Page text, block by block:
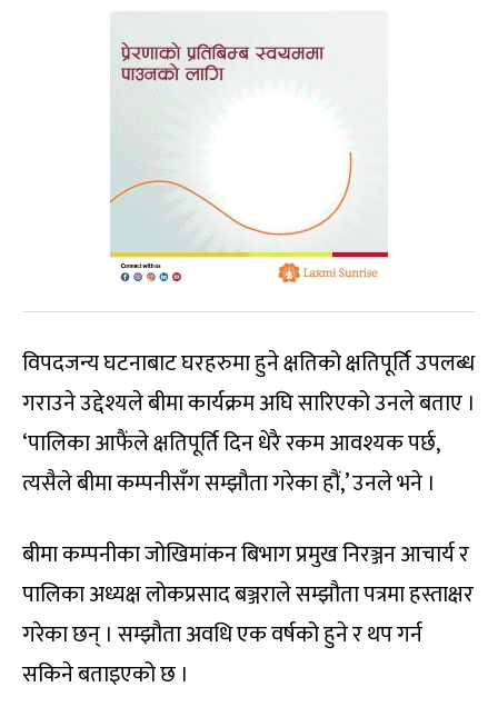
विपदजन्य घटनाबाट घरहरुमा हुने क्षतिको क्षतिपूर्ति उपलब्ध
गराउने उद्देश्यले बीमा कार्यक्रम अघि सारिएको उनले बताए ।
‘पालिका आफैंले क्षतिपूर्ति दिन धेरै रकम आवश्यक पर्छ,
त्यसैले बीमा कम्पनीसँग सम्झौता गरेका हौं,’ उनले भने ।
बीमा कम्पनीका जोखिमांकन बिभाग प्रमुख निरञ्जन आचार्य र
पालिका अध्यक्ष लोकप्रसाद बञ्जराले सम्झौता पत्रमा हस्ताक्षर
गरेका छन् । सम्झौता अवधि एक वर्षको हुने र थप गर्न
सकिने बताइएको छ ।